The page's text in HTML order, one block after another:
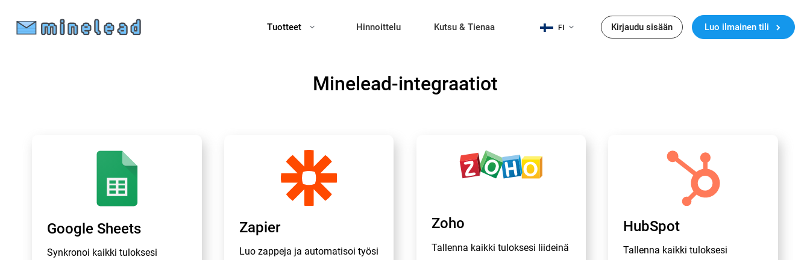
Tuotteet Hinnoittelu Kutsu & Tienaa FI Kirjaudu sisään Luo ilmainen tili
Minelead-integraatiot
Google Sheets
Synkronoi kaikki tuloksesi
Zapier
Luo zappeja ja automatisoi työsi
Zoho
Tallenna kaikki tuloksesi liideinä
HubSpot
Tallenna kaikki tuloksesi